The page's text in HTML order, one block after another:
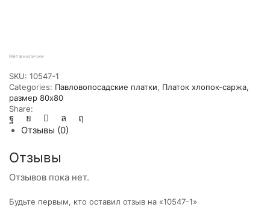
Нет в наличии
SKU: 10547-1
Categories: Павловопосадские платки, Платок хлопок-саржа,
размер 80х80
Share:
Отзывы (0)
Отзывы
Отзывов пока нет.
Будьте первым, кто оставил отзыв на «10547-1»